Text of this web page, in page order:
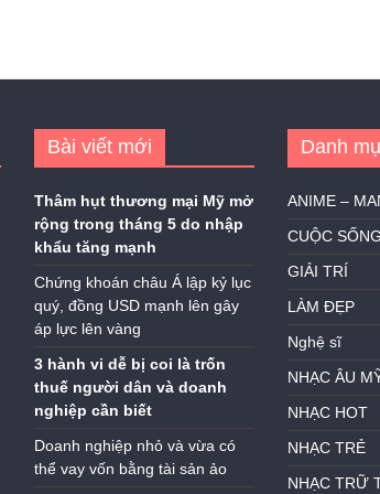
Bài viết mới
Thâm hụt thương mại Mỹ mở
rộng trong tháng 5 do nhập
khẩu tăng mạnh
Chứng khoán châu Á lập kỷ lục
quý, đồng USD mạnh lên gây
áp lực lên vàng
3 hành vi dễ bị coi là trốn
thuế người dân và doanh
nghiệp cần biết
Doanh nghiệp nhỏ và vừa có
thể vay vốn bằng tài sản ảo
Danh
ANIME –
CUỘC SỐNG
GIẢI TRÍ
LÀM ĐẸP
Nghệ sĩ
NHẠC ÂU
NHẠC HOT
NHẠC TRẺ
NHẠC TRỮ